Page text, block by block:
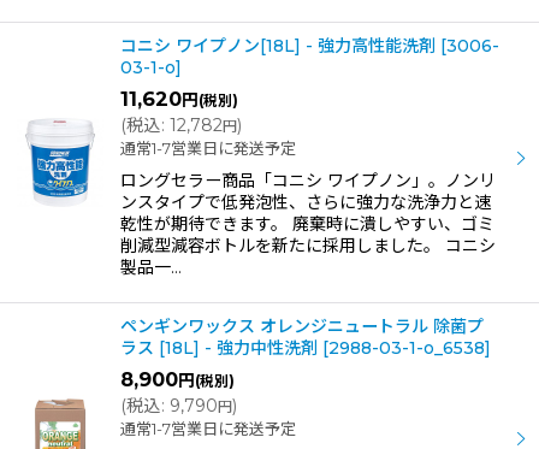
コニシ ワイプノン[18L] - 強力高性能洗剤 [3006-
03-1-o]
11,620円 (税別)
(税込: 12,782円)
通常1-7営業日に発送予定
ロングセラー商品「コニシ ワイプノン」。ノンリ
ンスタイプで低発泡性、さらに強力な洗浄力と速
乾性が期待できます。 廃棄時に潰しやすい、ゴミ
削減型減容ボトルを新たに採用しました。 コニシ
製品一…
ペンギンワックス オレンジニュートラル 除菌プ
ラス [18L] - 強力中性洗剤 [2988-03-1-o_6538]
8,900円 (税別)
(税込: 9,790円)
通常1-7営業日に発送予定